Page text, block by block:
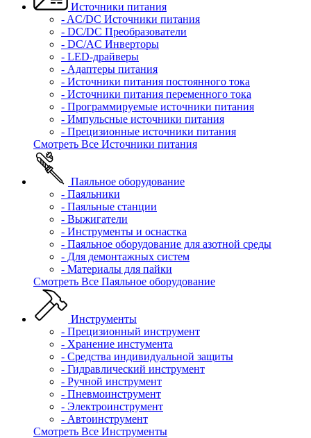
Источники питания
- AC/DC Источники питания
- DC/DC Преобразователи
- DC/AC Инверторы
- LED-драйверы
- Адаптеры питания
- Источники питания постоянного тока
- Источники питания переменного тока
- Программируемые источники питания
- Импульсные источники питания
- Прецизионные источники питания
Смотреть Все Источники питания
Паяльное оборудование
- Паяльники
- Паяльные станции
- Выжигатели
- Инструменты и оснастка
- Паяльное оборудование для азотной среды
- Для демонтажных систем
- Материалы для пайки
Смотреть Все Паяльное оборудование
Инструменты
- Прецизионный инструмент
- Хранение инстумента
- Средства индивидуальной защиты
- Гидравлический инструмент
- Ручной инструмент
- Пневмоинструмент
- Электроинструмент
- Автоинструмент
Смотреть Все Инструменты